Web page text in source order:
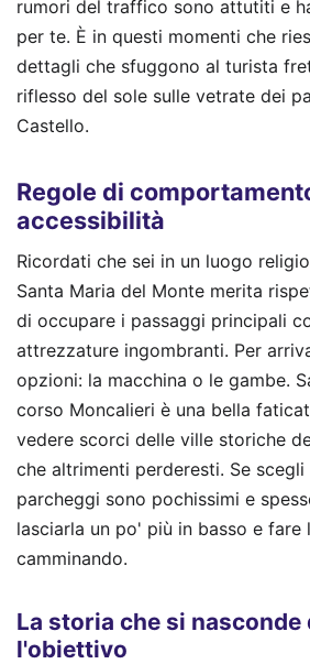
rumori del traffico sono attutiti e
per te. È in questi momenti che
dettagli che sfuggono al turista
riflesso del sole sulle vetrate dei
Castello.
Regole di
accessibilità
Ricordati che sei in un luogo
Santa Maria del Monte merita
di occupare i passaggi principali
attrezzature ingombranti. Per
opzioni: la macchina o le gambe.
corso Moncalieri è una bella
vedere scorci delle ville storiche
che altrimenti perderesti. Se
parcheggi sono pochissimi e
lasciarla un po' più in basso e
camminando.
La storia che si nasconde
l'obiettivo